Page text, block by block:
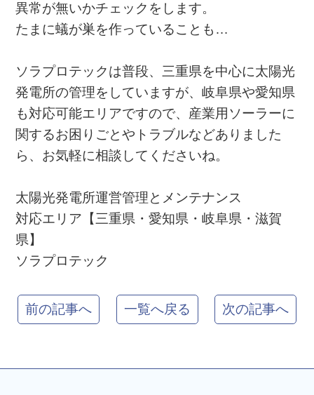
異常が無いかチェックをします。
たまに蟻が巣を作っていることも…
ソラプロテックは普段、三重県を中心に太陽光
発電所の管理をしていますが、岐阜県や愛知県
も対応可能エリアですので、産業用ソーラーに
関するお困りごとやトラブルなどありました
ら、お気軽に相談してくださいね。
太陽光発電所運営管理とメンテナンス
対応エリア【三重県・愛知県・岐阜県・滋賀
県】
ソラプロテック
前の記事へ 一覧へ戻る 次の記事へ